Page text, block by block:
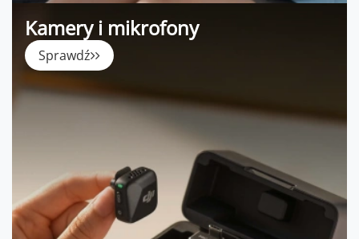
Kamery i mikrofony
Sprawdź